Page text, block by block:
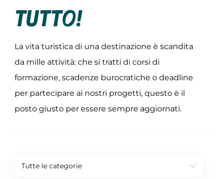
tutto!
La vita turistica di una destinazione è scandita
da mille attività: che si tratti di corsi di
formazione, scadenze burocratiche o deadline
per partecipare ai nostri progetti, questo è il
posto giusto per essere sempre aggiornati.
Tutte le categorie